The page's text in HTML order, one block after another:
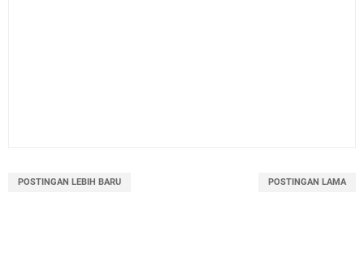
POSTINGAN LEBIH BARU POSTINGAN LAMA